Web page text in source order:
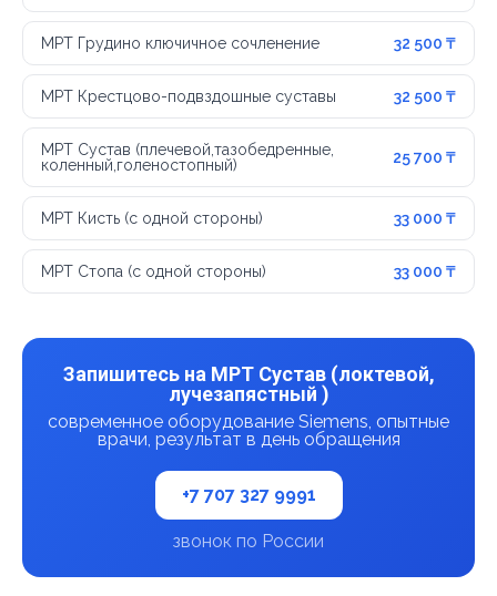
МРТ Грудино ключичное сочленение 32 500 ₸
МРТ Крестцово-подвздошные суставы 32 500 ₸
МРТ Сустав (плечевой,тазобедренные,
коленный,голеностопный)
25 700 ₸
МРТ Кисть (с одной стороны) 33 000 ₸
МРТ Стопа (с одной стороны) 33 000 ₸
Запишитесь на МРТ Сустав (локтевой,
лучезапястный )
современное оборудование Siemens, опытные
врачи, результат в день обращения
+7 707 327 9991
звонок по России